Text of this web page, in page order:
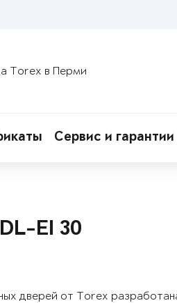
Torex в Перми
Сервис и гарантии
EI 30
дверей от Torex